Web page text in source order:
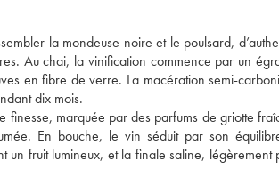
la mondeuse noire et le poulsard,
Au chai, la vinification commence par un
en fibre de verre. La macération semi-
dix mois.
finesse, marquée par des parfums de griotte
En bouche, le vin séduit par son
un fruit lumineux, et la finale saline, légèrement